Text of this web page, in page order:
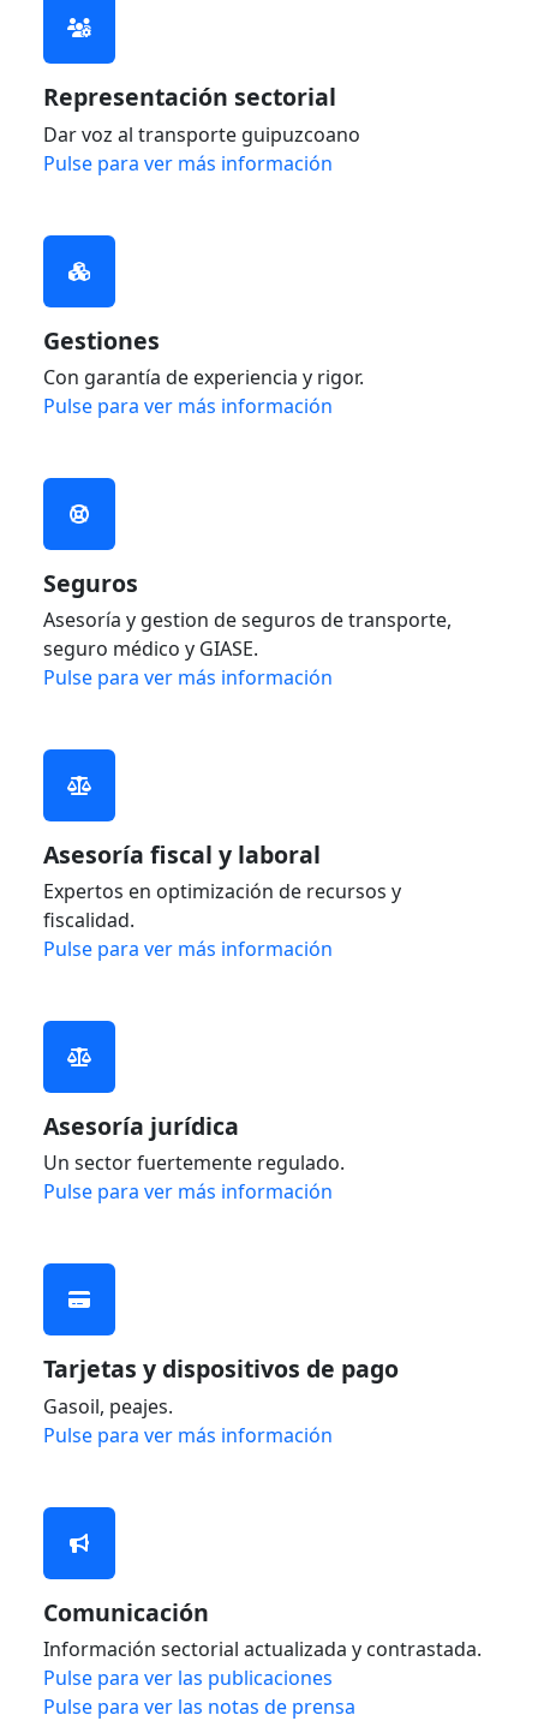
Representación sectorial
Dar voz al transporte guipuzcoano
Pulse para ver más información
Gestiones
Con garantía de experiencia y rigor.
Pulse para ver más información
Seguros
Asesoría y gestion de seguros de transporte,
seguro médico y GIASE.
Pulse para ver más información
Asesoría fiscal y laboral
Expertos en optimización de recursos y
fiscalidad.
Pulse para ver más información
Asesoría jurídica
Un sector fuertemente regulado.
Pulse para ver más información
Tarjetas y dispositivos de pago
Gasoil, peajes.
Pulse para ver más información
Comunicación
Información sectorial actualizada y contrastada.
Pulse para ver las publicaciones
Pulse para ver las notas de prensa